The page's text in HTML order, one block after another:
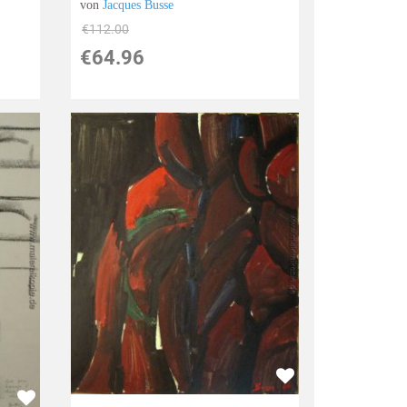
vonJacques Busse
€112.00
€64.96